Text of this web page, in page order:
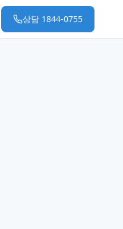
상담 1844-0755